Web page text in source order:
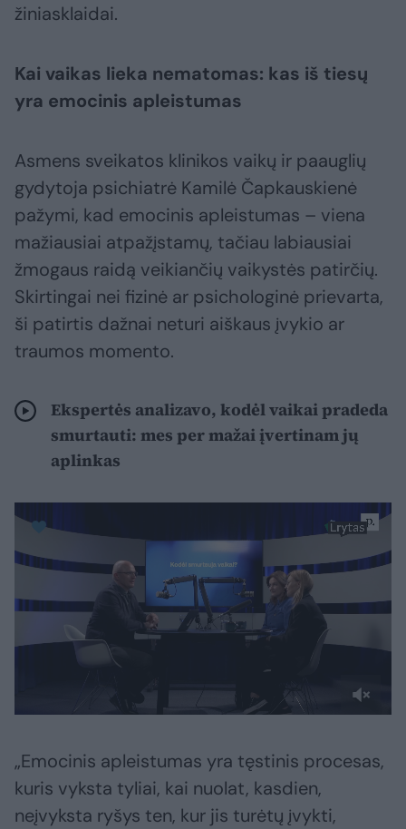
žiniasklaidai.
Kai vaikas lieka nematomas: kas iš tiesų
yra emocinis apleistumas
Asmens sveikatos klinikos vaikų ir paauglių
gydytoja psichiatrė Kamilė Čapkauskienė
pažymi, kad emocinis apleistumas – viena
mažiausiai atpažįstamų, tačiau labiausiai
žmogaus raidą veikiančių vaikystės patirčių.
Skirtingai nei fizinė ar psichologinė prievarta,
ši patirtis dažnai neturi aiškaus įvykio ar
traumos momento.
Ekspertės analizavo, kodėl vaikai pradeda
smurtauti: mes per mažai įvertinam jų
aplinkas
„Emocinis apleistumas yra tęstinis procesas,
kuris vyksta tyliai, kai nuolat, kasdien,
neįvyksta ryšys ten, kur jis turėtų įvykti,